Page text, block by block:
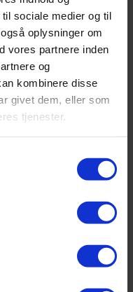
sociale medier og til
oplysninger om
vores partnere inden
og
kombinere disse
givet dem, eller som
tjenester.